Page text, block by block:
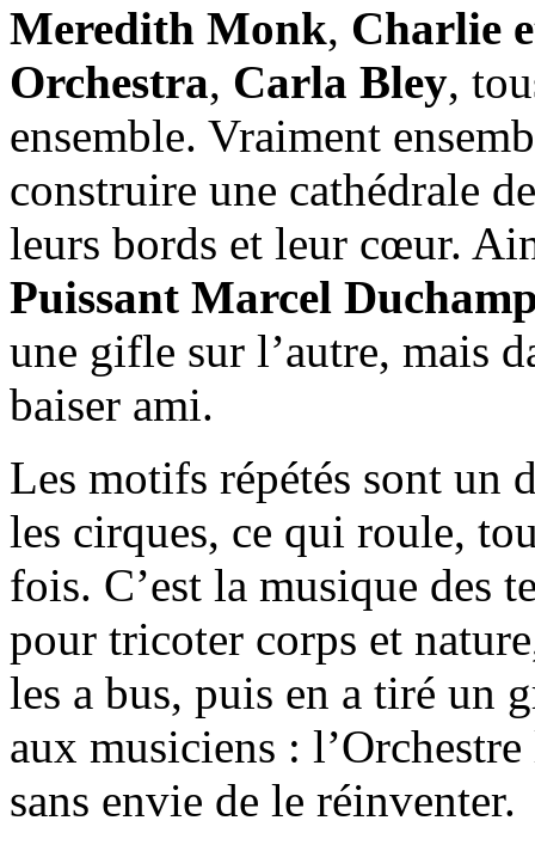
Meredith Monk, Charlie
Orchestra, Carla Bley,
ensemble. Vraiment
construire une cathédrale
leurs bords et leur cœur.
Puissant Marcel
une gifle sur l’autre, mais
baiser ami.
Les motifs répétés sont un
les cirques, ce qui roule,
fois. C’est la musique des
pour tricoter corps et
les a bus, puis en a tiré un
aux musiciens :
sans envie de le réinventer.